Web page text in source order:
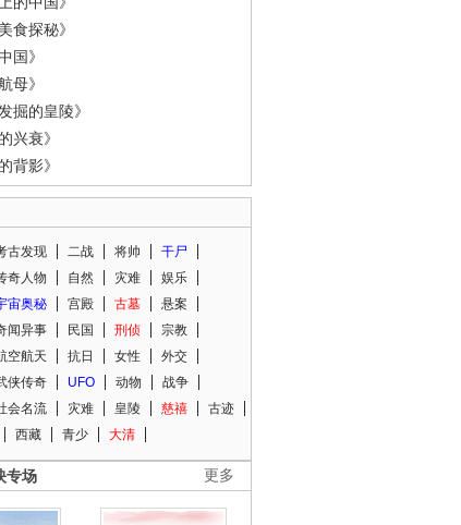
食探秘》
国》
母》
掘的皇陵》
兴衰》
背影》
古发现 二战 将帅
干尸
奇人物 自然 灾难
娱乐
宙奥秘 宫殿 古墓
悬案
闻异事 民国 刑侦
宗教
空航天 抗日 女性
外交
侠传奇 UFO 动物
战争
会名流 灾难 皇陵 慈禧
古迹
西藏 青少 大清
更多
专场